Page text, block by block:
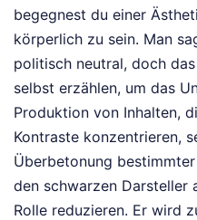
begegnest du einer
körperlich zu sein. Man
politisch neutral, doch
selbst erzählen, um das
Produktion von Inhalten,
Kontraste konzentrieren,
Überbetonung
den schwarzen Darsteller
Rolle reduzieren. Er wird